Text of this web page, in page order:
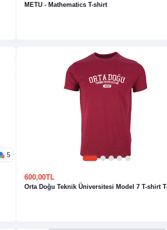
METU - Mathematics T-shirt
5
1 2 3 4 5
600,00TL
Orta Doğu Teknik Üniversitesi Model 7 T-shirt